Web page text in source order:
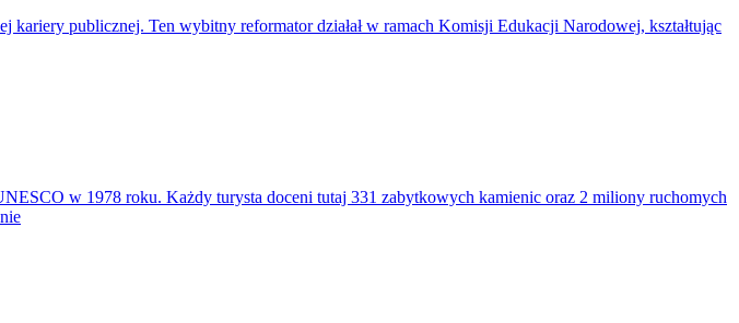
publicznej. Ten wybitny reformator działał w ramach Komisji Edukacji Narodowej, kształtując
w 1978 roku. Każdy turysta doceni tutaj 331 zabytkowych kamienic oraz 2 miliony ruchomych